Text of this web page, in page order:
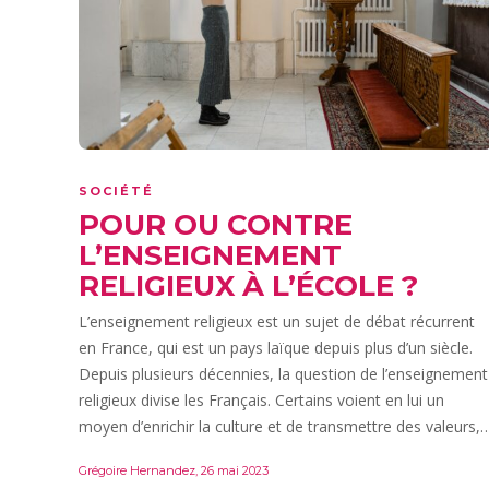
SOCIÉTÉ
POUR OU CONTRE
L’ENSEIGNEMENT
RELIGIEUX À L’ÉCOLE ?
L’enseignement religieux est un sujet de débat récurrent
en France, qui est un pays laïque depuis plus d’un siècle.
Depuis plusieurs décennies, la question de l’enseignement
religieux divise les Français. Certains voient en lui un
moyen d’enrichir la culture et de transmettre des
Grégoire Hernandez, 26 mai 2023